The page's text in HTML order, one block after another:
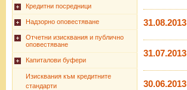
Кредитни посредници
Надзорно оповестяване
Отчетни изисквания и публично
оповестяване
Капиталови буфери
Изисквания към кредитните
стандарти
31.08.2013
31.07.2013
30.06.2013